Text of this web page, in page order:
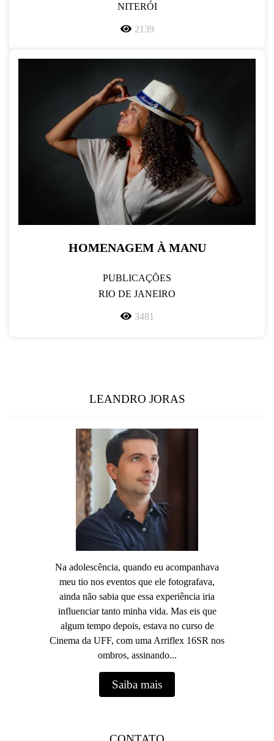
NITERÓI
2139
HOMENAGEM À MANU
PUBLICAÇÕES
RIO DE JANEIRO
3481
LEANDRO JORAS
Na adolescência, quando eu acompanhava
meu tio nos eventos que ele fotografava,
ainda não sabia que essa experiência iria
influenciar tanto minha vida. Mas eis que
algum tempo depois, estava no curso de
Cinema da UFF, com uma Arriflex 16SR nos
ombros, assinando...
Saiba mais